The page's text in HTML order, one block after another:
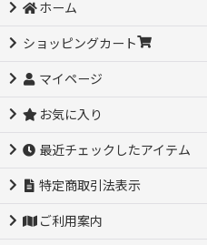
ホーム
ショッピングカート
マイページ
お気に入り
最近チェックしたアイテム
特定商取引法表示
ご利用案内